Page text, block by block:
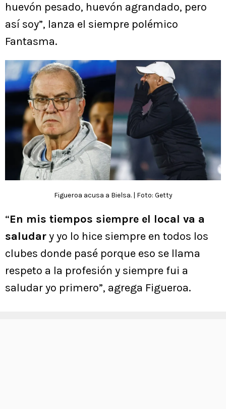
huevón pesado, huevón agrandado, pero
así soy”, lanza el siempre polémico
Fantasma.
Figueroa acusa a Bielsa. | Foto: Getty
“En mis tiempos siempre el local va a
saludary yo lo hice siempre en todos los
clubes donde pasé porque eso se llama
respeto a la profesión y siempre fui a
saludar yo primero”, agrega Figueroa.